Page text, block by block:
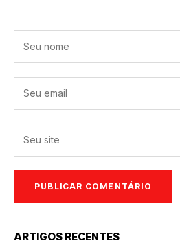
ARTIGOS RECENTES